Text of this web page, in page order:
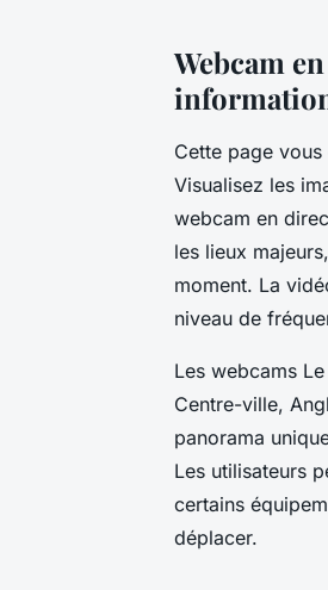
Webcam
Cette page
Visualisez les
webcam en
les lieux
moment. La
niveau de
Les webcams
Centre-ville,
panorama
Les utilisateurs
certains
déplacer.